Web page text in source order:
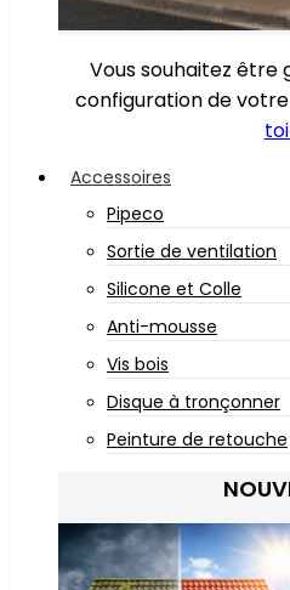
Vous souhaitez être
configuration de
Accessoires
Pipeco
Sortie de ventilation
Silicone et Colle
Anti-mousse
Vis bois
Disque à tronçonner
Peinture de retouche